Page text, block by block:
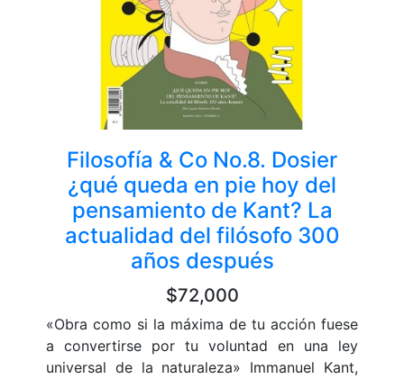
Filosofía & Co No.8. Dosier
¿qué queda en pie hoy del
pensamiento de Kant? La
actualidad del filósofo 300
años después
$72,000
«Obra como si la máxima de tu acción fuese
a convertirse por tu voluntad en una ley
universal de la naturaleza» Immanuel Kant,